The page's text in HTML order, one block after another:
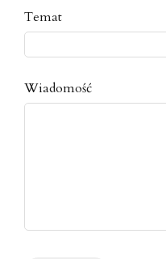
Temat
Wiadomość